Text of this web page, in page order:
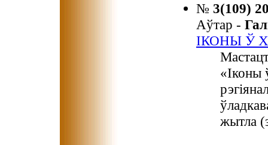
№ 3(109)
Аўтар -
ІКОНЫ Ў
«Іконы
жытла